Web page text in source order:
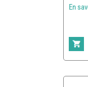
En